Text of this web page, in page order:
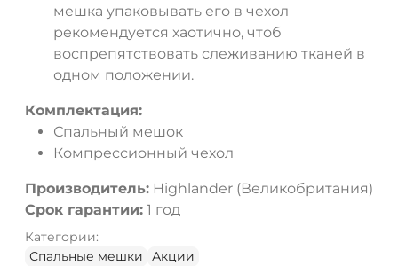
мешка упаковывать его в чехол
рекомендуется хаотично, чтоб
воспрепятствовать слеживанию тканей в
одном положении.
Комплектация:
Спальный мешок
Компрессионный чехол
Производитель: Highlander (Великобритания)
Срок гарантии: 1 год
Категории:
Спальные мешки
Акции